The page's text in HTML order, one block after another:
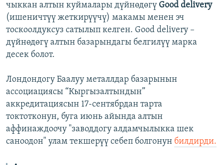
чыккан алтын куймалары дүйнөдөгү Good delivery
(ишеничтүү жеткирүүчү) макамы менен эч
тоскоолдуксуз сатылып келген. Good delivery –
дүйнөдөгү алтын базарындагы белгилүү марка
десек болот.
Лондондогу Баалуу металлдар базарынын
ассоциациясы “Кыргызалтындын”
аккредитациясын 17-сентябрдан тарта
токтотконун, буга июнь айында алтын
аффинаждоочу "заводдогу алдамчылыкка шек
саноодон" улам текшерүү себеп болгонун билдирди.